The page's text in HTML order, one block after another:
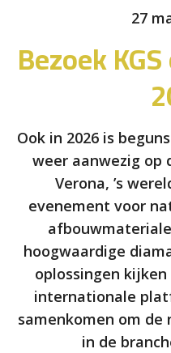
27
Bezoek
Ook in 2026 is
weer aanwezig op
Verona, ’s
evenement voor
hoogwaardige
oplossingen
internationale
samenkomen om
in de